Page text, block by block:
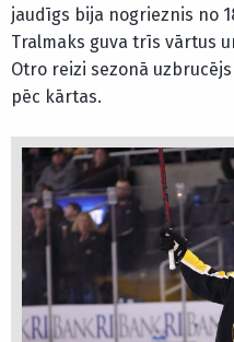
jaudīgs bija nogrieznis no
Tralmaks guva trīs vārtus
Otro reizi sezonā
pēc kārtas.